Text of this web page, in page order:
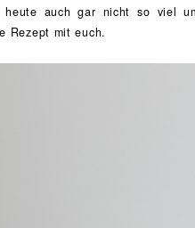
auch gar nicht so viel
Rezept mit euch.